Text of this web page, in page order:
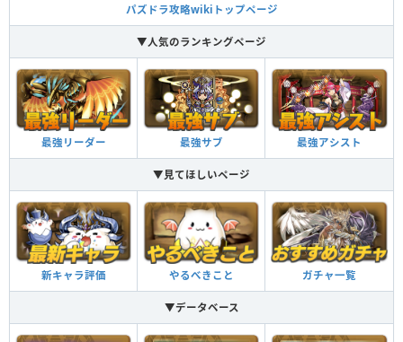
パズドラ攻略wikiトップページ
▼人気のランキングページ
最強リーダー 最強サブ 最強アシスト
▼見てほしいページ
新キャラ評価 やるべきこと ガチャ一覧
▼データベース